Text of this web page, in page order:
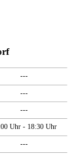
---
---
---
Uhr - 18:30 Uhr
---